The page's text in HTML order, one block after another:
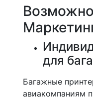
для
Багажные
авиакомпаниям